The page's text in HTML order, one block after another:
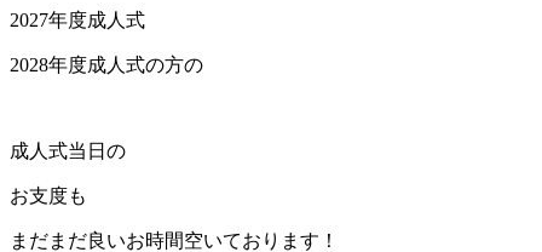
2027年度成人式
2028年度成人式の方の
成人式当日の
お支度も
まだまだ良いお時間空いております！